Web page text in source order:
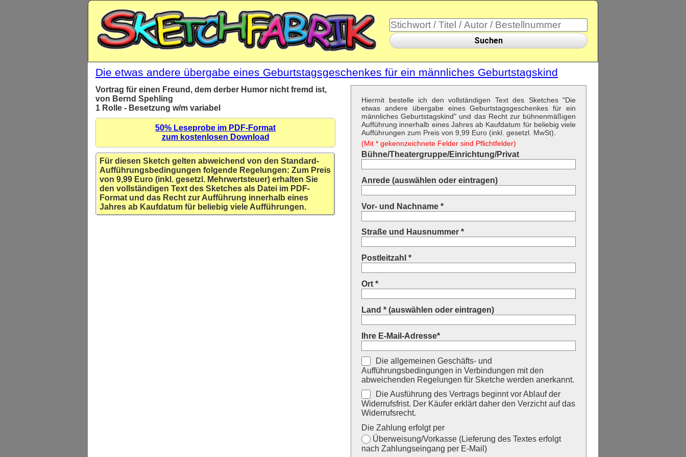
Suchen
Die etwas andere übergabe eines Geburtstagsgeschenkes für ein männliches Geburtstagskind
Vortrag für einen Freund, dem derber Humor nicht fremd ist,
von Bernd Spehling
1 Rolle - Besetzung w/m variabel
50% Leseprobe im PDF-Format
zum kostenlosen Download
Für diesen Sketch gelten abweichend von den Standard-
Aufführungsbedingungen folgende Regelungen: Zum Preis
von 9,99 Euro (inkl. gesetzl. Mehrwertsteuer) erhalten Sie
den vollständigen Text des Sketches als Datei im PDF-
Format und das Recht zur Aufführung innerhalb eines
Jahres ab Kaufdatum für beliebig viele Aufführungen.
Hiermit bestelle ich den vollständigen Text des Sketches "Die
etwas andere übergabe eines Geburtstagsgeschenkes für ein
männliches Geburtstagskind" und das Recht zur bühnenmäßigen
Aufführung innerhalb eines Jahres ab Kaufdatum für beliebig viele
Aufführungen zum Preis von 9,99 Euro (inkl. gesetzl. MwSt).
(Mit * gekennzeichnete Felder sind Pflichtfelder)
Bühne/Theatergruppe/Einrichtung/Privat
Anrede (auswählen oder eintragen)
Vor- und Nachname *
Straße und Hausnummer *
Postleitzahl *
Ort *
Land * (auswählen oder eintragen)
Ihre E-Mail-Adresse*
Die allgemeinen Geschäfts- und
Aufführungsbedingungen in Verbindungen mit den
abweichenden Regelungen für Sketche werden anerkannt.
Die Ausführung des Vertrags beginnt vor Ablauf der
Widerrufsfrist. Der Käufer erklärt daher den Verzicht auf das
Widerrufsrecht.
Die Zahlung erfolgt per
Überweisung/Vorkasse (Lieferung des Textes erfolgt
nach Zahlungseingang per E-Mail)